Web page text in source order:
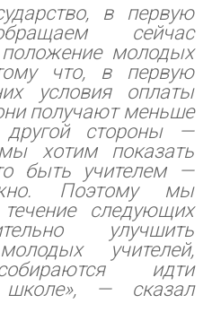
в первую
сейчас
молодых
что, в первую
условия оплаты
получают меньше
стороны —
хотим показать
быть учителем —
Поэтому мы
следующих
улучшить
учителей,
идти
— сказал